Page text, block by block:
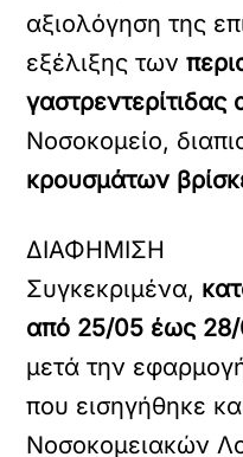
αξιολόγηση της
εξέλιξης των
γαστρεντερίτιδας
Νοσοκομείο,
κρουσμάτων
ΔΙΑΦΗΜΙΣΗ
Συγκεκριμένα,
από 25/05 έως
μετά την
που εισηγήθηκε
Νοσοκομειακών